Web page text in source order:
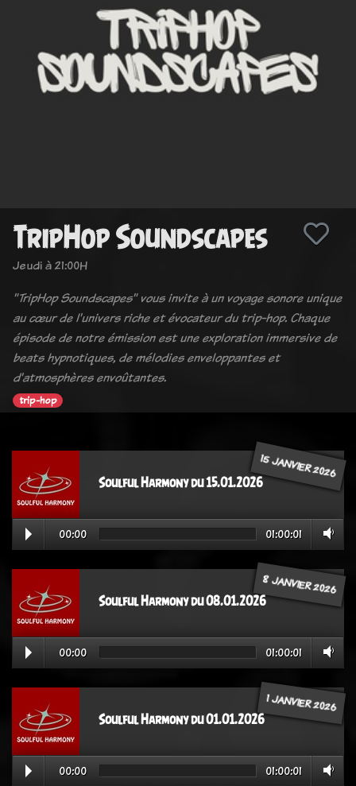
TripHop Soundscapes
Jeudi à 21:00H
"TripHop Soundscapes" vous invite à un voyage sonore unique
au cœur de l'univers riche et évocateur du trip-hop. Chaque
épisode de notre émission est une exploration immersive de
beats hypnotiques, de mélodies enveloppantes et
d'atmosphères envoûtantes.
trip-hop
15 JANVIER 2026
Soulful Harmony du 15.01.2026
00:00 01:00:01
8 JANVIER 2026
Soulful Harmony du 08.01.2026
00:00 01:00:01
1 JANVIER 2026
Soulful Harmony du 01.01.2026
00:00 01:00:01